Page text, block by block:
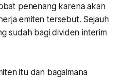
penenang karena akan
emiten tersebut. Sejauh
sudah bagi dividen interim
itu dan bagaimana